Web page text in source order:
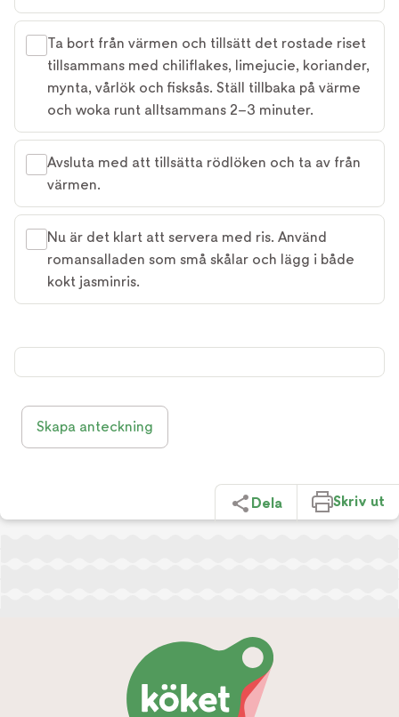
Ta bort från värmen och tillsätt det rostade riset
tillsammans med chiliflakes, limejucie, koriander,
mynta, vårlök och fisksås. Ställ tillbaka på värme
och woka runt alltsammans 2–3 minuter.
Avsluta med att tillsätta rödlöken och ta av från
värmen.
Nu är det klart att servera med ris. Använd
romansalladen som små skålar och lägg i både
kokt jasminris.
Skapa anteckning
Dela Skriv ut